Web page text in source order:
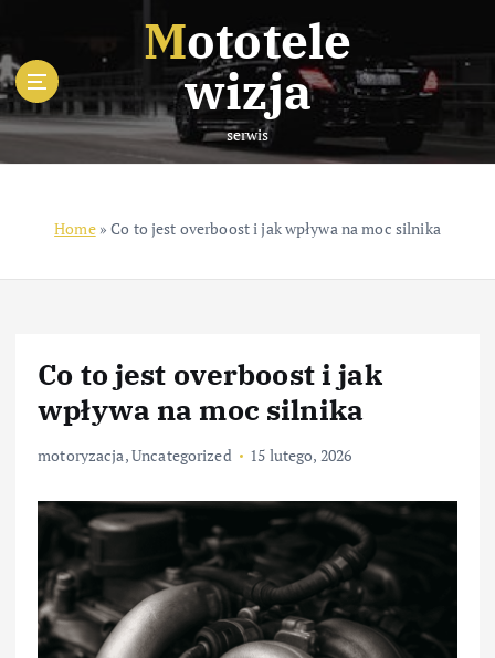
i
p
t
o
c
Mototele
wizja
serwis
Home»Co to jest overboost i jak wpływa na moc silnika
Co to jest overboost i jak
wpływa na moc silnika
motoryzacja,Uncategorized 15 lutego, 2026